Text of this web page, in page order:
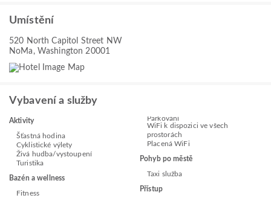
Umístění
520 North Capitol Street NW
NoMa, Washington 20001
Vybavení a služby
Aktivity
Šťastná hodina
Cyklistické výlety
Živá hudba/vystoupení
Turistika
Bazén a wellness
Fitness
Parkování
WiFi k dispozici ve všech
prostorách
Placená WiFi
Pohyb po městě
Taxi služba
Přístup